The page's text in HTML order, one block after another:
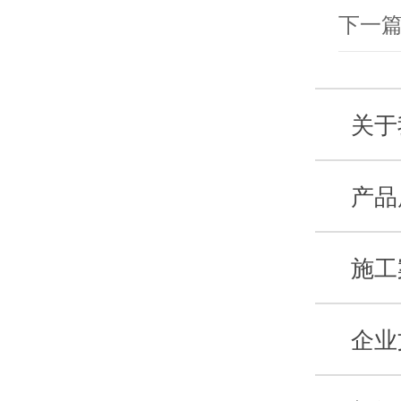
下一
关
产
施
企